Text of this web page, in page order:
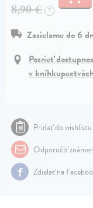
8,90 € ?
Zasielame do 6
Pozrieť
v
Pridať do wishlistu
Odporučiť
Zdielať na